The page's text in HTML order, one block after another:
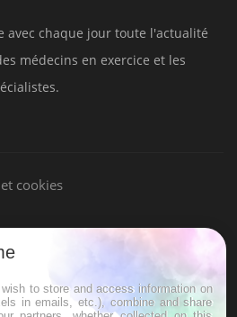
avec chaque jour toute l'actualité
médecins en exercice et les
cookies
wish to store and access information on
in emails, etc.), combine and share